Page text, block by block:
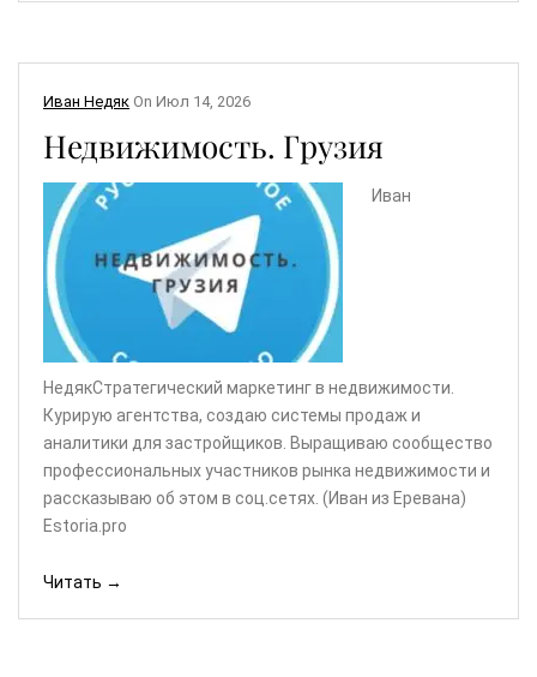
Иван Недяк On Июл 14, 2026
Недвижимость. Грузия
Иван
НедякСтратегический маркетинг в недвижимости.
Курирую агентства, создаю системы продаж и
аналитики для застройщиков. Выращиваю сообщество
профессиональных участников рынка недвижимости и
рассказываю об этом в соц.сетях. (Иван из Еревана)
Estoria.pro
Читать →